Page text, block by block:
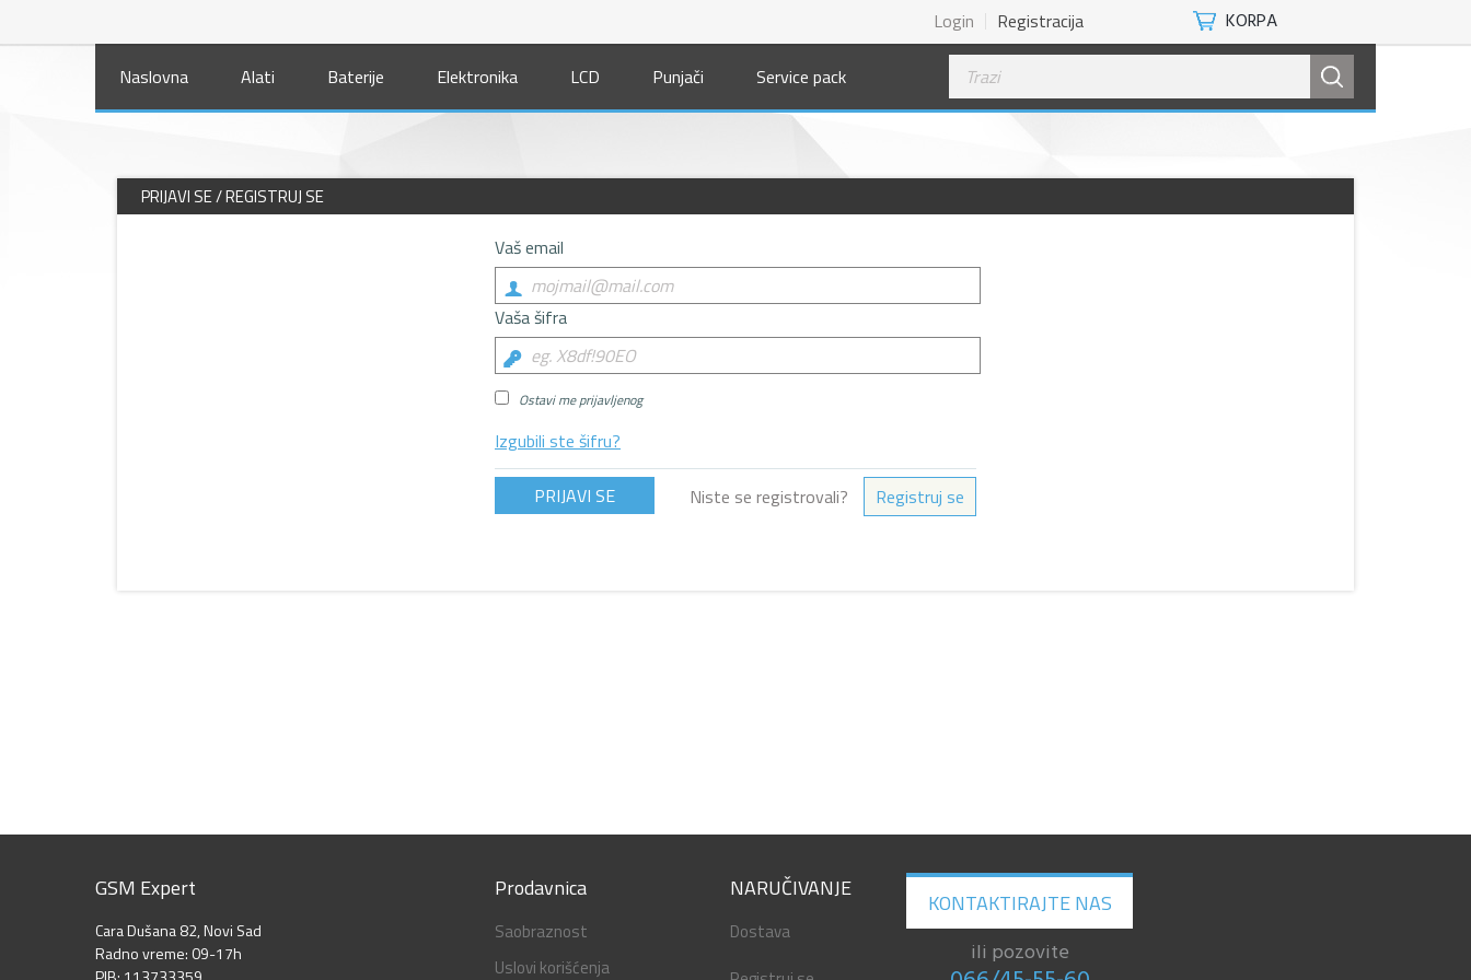
KORPA
Login Registracija
Naslovna Alati Baterije Elektronika LCD Punjači Service pack
PRIJAVI SE / REGISTRUJ SE
Vaš email
Vaša šifra
Ostavi me prijavljenog
Izgubili ste šifru?
Niste se registrovali? Registruj se
GSM Expert
Cara Dušana 82, Novi Sad
Radno vreme: 09-17h
Prodavnica
Saobraznost
Uslovi korišćenja
NARUČIVANJE
Dostava
KONTAKTIRAJTE NAS
ili pozovite